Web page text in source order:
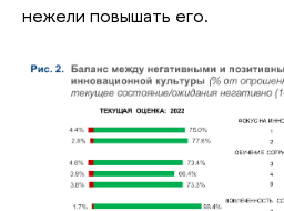
нежели повышать его.